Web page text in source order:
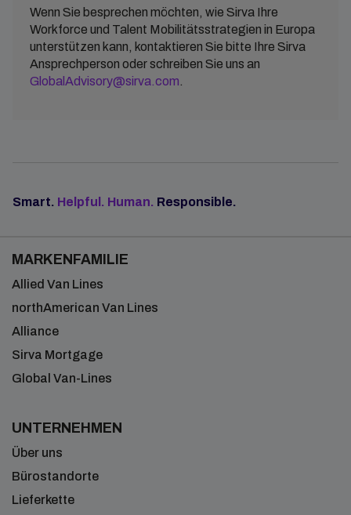
Wenn Sie besprechen möchten, wie Sirva Ihre
Workforce und Talent Mobilitätsstrategien in Europa
unterstützen kann, kontaktieren Sie bitte Ihre Sirva
Ansprechperson oder schreiben Sie uns an
GlobalAdvisory@sirva.com.
Smart. Helpful. Human. Responsible.
MARKENFAMILIE
Allied Van Lines
northAmerican Van Lines
Alliance
Sirva Mortgage
Global Van-Lines
UNTERNEHMEN
Über uns
Bürostandorte
Lieferkette